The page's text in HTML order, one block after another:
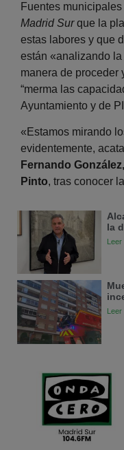
Fuentes
Madrid Surque la
estas labores y que
están «analizando
manera de proceder
“merma las
Ayuntamiento y de
«Estamos mirando
evidentemente,
Fernando
Pinto, tras conocer
la
Leer